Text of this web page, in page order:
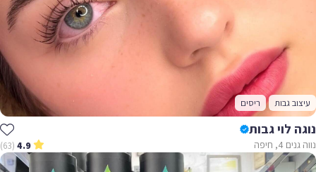
עיצוב גבות ריסים
נוגה לוי גבות
נווה גנים 4, חיפה 4.9
(63)